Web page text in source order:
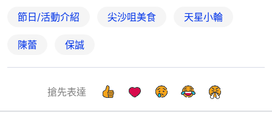
節日/活動介紹 尖沙咀美食 天星小輪
陳蕾 保誠
搶先表達